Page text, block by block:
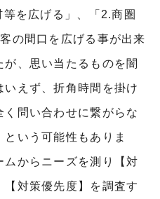
等を広げる」、「2.商圏
の間口を広げる事が出来
、思い当たるものを闇
えず、折角時間を掛け
問い合わせに繋がらな
いう可能性もありま
ムからニーズを測り【対
対策優先度】を調査す